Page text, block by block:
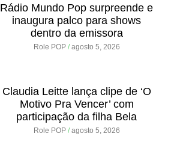
Rádio Mundo Pop surpreende e
inaugura palco para shows
dentro da emissora
Role POP agosto 5, 2026
Claudia Leitte lança clipe de ‘O
Motivo Pra Vencer’ com
participação da filha Bela
Role POP agosto 5, 2026